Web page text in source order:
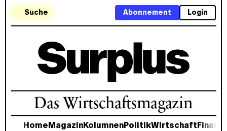
Suche Login
Abonnement
Das Wirtschaftsmagazin
Home MagazinKolumnenPolitikWirtschaft